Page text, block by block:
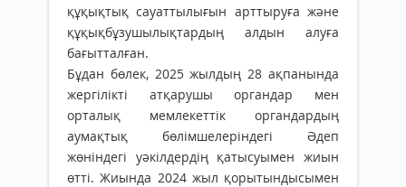
құқықтық сауаттылығын арттыруға және
құқықбұзушылықтардың алдын алуға
бағытталған.
Бұдан бөлек, 2025 жылдың 28 ақпанында
жергілікті атқарушы органдар мен
орталық мемлекеттік органдардың
аумақтық бөлімшелеріндегі Әдеп
жөніндегі уәкілдердің қатысуымен жиын
өтті. Жиында 2024 жыл қорытындысымен